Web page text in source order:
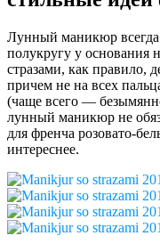
Лунный маникюр
полукругу у
стразами, как правило,
причем не на всех
(чаще всего —
лунный маникюр не
для френча розовато-
интереснее.